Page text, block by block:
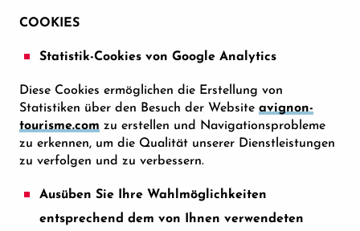
COOKIES
Statistik-Cookies von Google Analytics
Diese Cookies ermöglichen die Erstellung von
Statistiken über den Besuch der Website avignon-
tourisme.com zu erstellen und Navigationsprobleme
zu erkennen, um die Qualität unserer Dienstleistungen
zu verfolgen und zu verbessern.
Ausüben Sie Ihre Wahlmöglichkeiten
entsprechend dem von Ihnen verwendeten